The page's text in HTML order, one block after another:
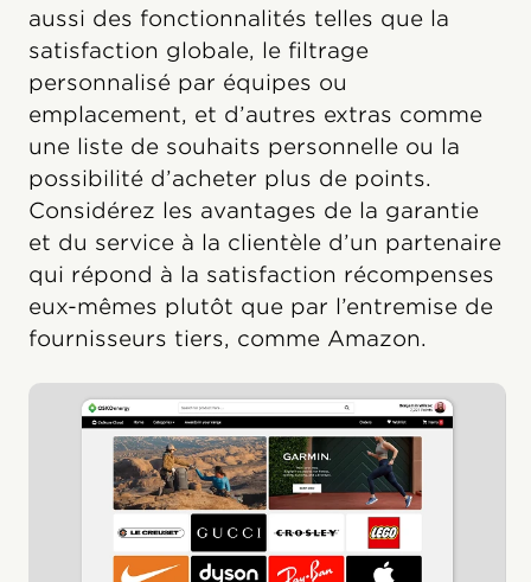
aussi des fonctionnalités telles que la
satisfaction globale, le filtrage
personnalisé par équipes ou
emplacement, et d’autres extras comme
une liste de souhaits personnelle ou la
possibilité d’acheter plus de points.
Considérez les avantages de la garantie
et du service à la clientèle d’un partenaire
qui répond à la satisfaction récompenses
eux-mêmes plutôt que par l’entremise de
fournisseurs tiers, comme Amazon.